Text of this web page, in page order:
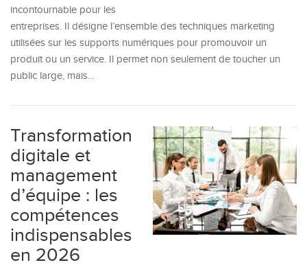
incontournable pour les
entreprises. Il désigne l’ensemble des techniques marketing
utilisées sur les supports numériques pour promouvoir un
produit ou un service. Il permet non seulement de toucher un
public large, mais…
Transformation
digitale et
management
d’équipe : les
compétences
indispensables
en 2026